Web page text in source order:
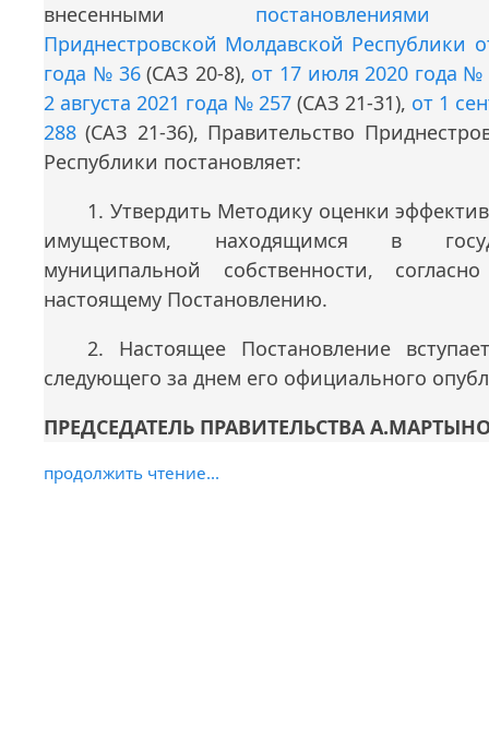
внесенными постановлениями
Приднестровской Молдавской Республики
года № 36(САЗ 20-8), от 17 июля 2020 года №
2 августа 2021 года № 257 (САЗ 21-31), от 1
288 (САЗ 21-36), Правительство
Республики постановляет:
1. Утвердить Методику оценки
имуществом, находящимся в
муниципальной собственности,
настоящему Постановлению.
2. Настоящее Постановление
следующего за днем его официального
ПРЕДСЕДАТЕЛЬ ПРАВИТЕЛЬСТВА
продолжить чтение...